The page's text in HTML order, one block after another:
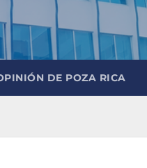
DE POZA RICA